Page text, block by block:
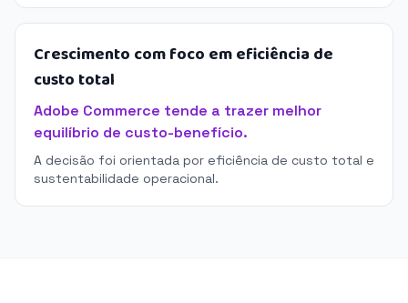
Crescimento com foco em eficiência de
custo total
Adobe Commerce tende a trazer melhor
equilíbrio de custo-benefício.
A decisão foi orientada por eficiência de custo total e
sustentabilidade operacional.